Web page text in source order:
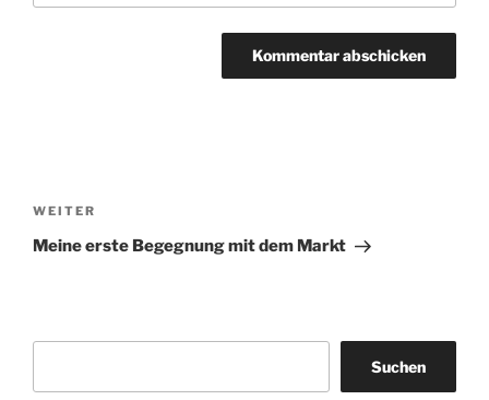
Nächster
Beitrag
WEITER
Meine erste Begegnung mit dem Markt
Suchen